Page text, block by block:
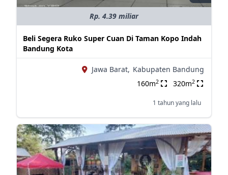
Rp. 4.39 miliar
Beli Segera Ruko Super Cuan Di Taman Kopo Indah
Bandung Kota
Jawa Barat, Kabupaten Bandung
160m2 320m2
1 tahun yang lalu